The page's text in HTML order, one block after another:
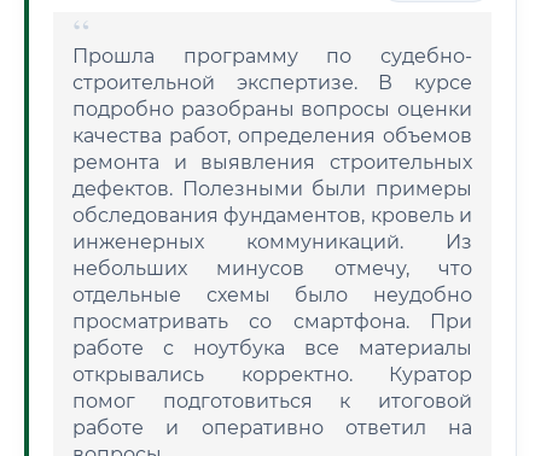
Прошла программу по судебно-
строительной экспертизе. В курсе
подробно разобраны вопросы оценки
качества работ, определения объемов
ремонта и выявления строительных
дефектов. Полезными были примеры
обследования фундаментов, кровель и
инженерных коммуникаций. Из
небольших минусов отмечу, что
отдельные схемы было неудобно
просматривать со смартфона. При
работе с ноутбука все материалы
открывались корректно. Куратор
помог подготовиться к итоговой
работе и оперативно ответил на